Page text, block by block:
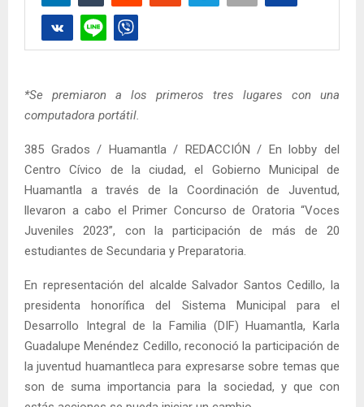
*Se premiaron a los primeros tres lugares con una
computadora portátil.
385 Grados / Huamantla / REDACCIÓN / En lobby del
Centro Cívico de la ciudad, el Gobierno Municipal de
Huamantla a través de la Coordinación de Juventud,
llevaron a cabo el Primer Concurso de Oratoria “Voces
Juveniles 2023”, con la participación de más de 20
estudiantes de Secundaria y Preparatoria.
En representación del alcalde Salvador Santos Cedillo, la
presidenta honorífica del Sistema Municipal para el
Desarrollo Integral de la Familia (DIF) Huamantla, Karla
Guadalupe Menéndez Cedillo, reconoció la participación de
la juventud huamantleca para expresarse sobre temas que
son de suma importancia para la sociedad, y que con